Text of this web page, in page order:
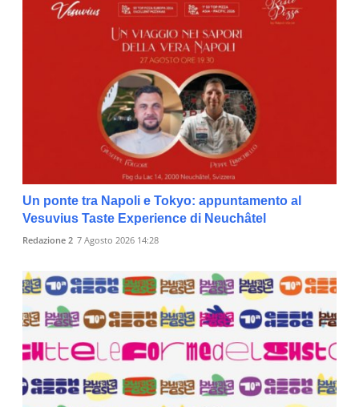
Un ponte tra Napoli e Tokyo: appuntamento al
Vesuvius Taste Experience di Neuchâtel
Redazione 2 7 Agosto 2026 14:28